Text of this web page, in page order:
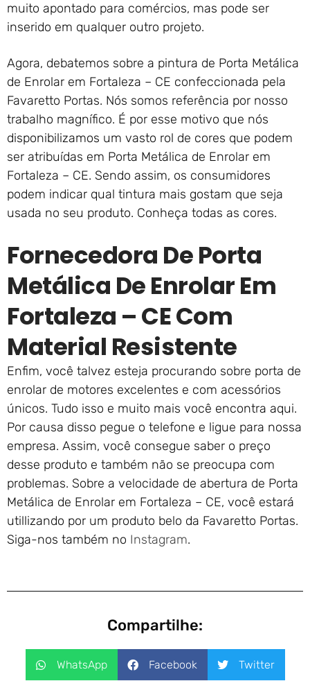
muito apontado para comércios, mas pode ser
inserido em qualquer outro projeto.
Agora, debatemos sobre a pintura de Porta Metálica
de Enrolar em Fortaleza – CE confeccionada pela
Favaretto Portas. Nós somos referência por nosso
trabalho magnífico. É por esse motivo que nós
disponibilizamos um vasto rol de cores que podem
ser atribuídas em Porta Metálica de Enrolar em
Fortaleza – CE. Sendo assim, os consumidores
podem indicar qual tintura mais gostam que seja
usada no seu produto. Conheça todas as cores.
Fornecedora De Porta
Metálica De Enrolar Em
Fortaleza – CE Com
Material Resistente
Enfim, você talvez esteja procurando sobre porta de
enrolar de motores excelentes e com acessórios
únicos. Tudo isso e muito mais você encontra aqui.
Por causa disso pegue o telefone e ligue para nossa
empresa. Assim, você consegue saber o preço
desse produto e também não se preocupa com
problemas. Sobre a velocidade de abertura de Porta
Metálica de Enrolar em Fortaleza – CE, você estará
utillizando por um produto belo da Favaretto Portas.
Siga-nos também no Instagram.
Compartilhe:
WhatsApp Facebook Twitter